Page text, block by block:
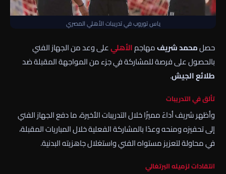
ياس توروب في تدريبات الأهلي المصري
حصلمحمد شريفمهاجمالأهليعلى وعد من الجهاز الفني
بالحصول على فرصة للمشاركة في جزء من المواجهة المقبلة ضد
طلائع الجيش.
تألق في التدريبات
وأظهر شريف أداءً مميزًا خلال التدريبات الأخيرة، ما دفع الجهاز الفني
إلى تحفيزه ومنحه وعدًا بالمشاركة الفعلية خلال المباريات المقبلة،
في محاولة لتعزيز مستواه الفني واستغلال جاهزيته البدنية.
انتقادات لزميله البرتغالي